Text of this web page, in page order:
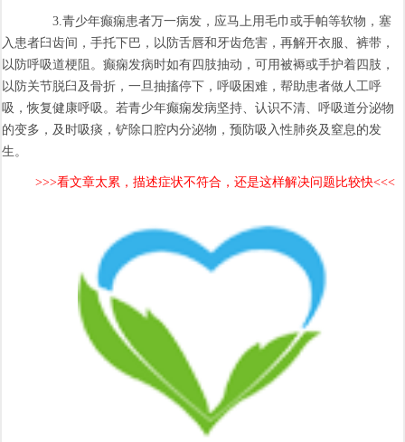
3.青少年癫痫患者万一病发，应马上用毛巾或手帕等软物，塞
入患者臼齿间，手托下巴，以防舌唇和牙齿危害，再解开衣服、裤带，
以防呼吸道梗阻。癫痫发病时如有四肢抽动，可用被褥或手护着四肢，
以防关节脱臼及骨折，一旦抽搐停下，呼吸困难，帮助患者做人工呼
吸，恢复健康呼吸。若青少年癫痫发病坚持、认识不清、呼吸道分泌物
的变多，及时吸痰，铲除口腔内分泌物，预防吸入性肺炎及窒息的发
生。
>>>看文章太累，描述症状不符合，还是这样解决问题比较快<<<